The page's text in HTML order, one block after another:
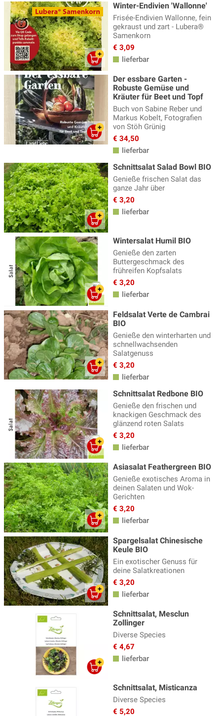
Winter-Endivien 'Wallonne'
Frisée-Endivien Wallonne, fein
gekraust und zart - Lubera®
Samenkorn
€ 3,09
lieferbar
Der essbare Garten -
Robuste Gemüse und
Kräuter für Beet und Topf
Buch von Sabine Reber und
Markus Kobelt, Fotografien
von Stöh Grünig
€ 34,50
lieferbar
Schnittsalat Salad Bowl BIO
Genieße frischen Salat das
ganze Jahr über
€ 3,20
lieferbar
Wintersalat Humil BIO
Genieße den zarten
Buttergeschmack des
frühreifen Kopfsalats
€ 3,20
lieferbar
Feldsalat Verte de Cambrai
BIO
Genieße den winterharten und
schnellwachsenden
Salatgenuss
€ 3,20
lieferbar
Schnittsalat Redbone BIO
Genieße den frischen und
knackigen Geschmack des
glänzend roten Salats
€ 3,20
lieferbar
Asiasalat Feathergreen BIO
Genieße exotisches Aroma in
deinen Salaten und Wok-
Gerichten
€ 3,20
lieferbar
Spargelsalat Chinesische
Keule BIO
Ein exotischer Genuss für
deine Salatkreationen
€ 3,20
lieferbar
Schnittsalat, Mesclun
Zollinger
Diverse Species
€ 4,67
lieferbar
Schnittsalat, Misticanza
Diverse Species
€ 5,20